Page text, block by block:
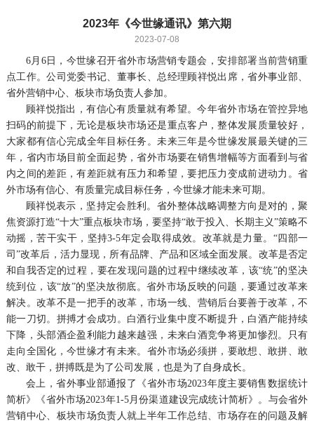
2023年《今世缘通讯》第六期
2023-07-08
6月6日，今世缘召开省外市场营销专题会，安排部署当前营销重
点工作。公司党委书记、董事长、总经理顾祥悦出席，省外事业部、
省外营销中心、板块市场负责人参加。
顾祥悦指出，有信心有质量就有希望。今年省外市场在管控异地
扫码的前提下，无论是板块市场还是重点客户，整体发展质量较好，
大家都有信心完成全年目标任务。未来三年是今世缘发展最关键的三
年，省内市场目前全面起势，省外市场要在销售增幅等方面看到与省
内之间的差距，有差距就有压力和希望，要把压力变成前进动力。省
外市场有信心、有质量完成目标任务，今世缘才能未来可期。
顾祥悦表示，坚持定会胜利。省外整体战略调整方向是对的，聚
焦资源打造“十大”重点板块市场，要坚持“敢于投入、长期主义”策略不
动摇，苦干实干，坚持3-5年定会取得成效。改革就是力量。“四部一
司”改革后，活力显现，所有品牌、产品和区域全面发展。改革是否定
和自我否定的过程，要在发现问题的过程中继续改革，该“统”的坚决
统到位，该“放”的坚决放彻底。省外市场反映的问题，要通过改革来
解决。改革不是一把手的改革，市场一线、营销后台要善于改革，不
能一刀切。拼搏才会成功。白酒行业集中度不断提升，白酒产能持续
下降，头部酒企盈利能力越来越强，未来白酒竞争将更加惨烈。只有
走向全国化，今世缘才有未来。省外市场必须拼，要敢想、敢拼、敢
改、敢干，拼搏既是为了公司发展，也是为了自身成长。
会上，省外事业部通报了《省外市场2023年度主要销售数据统计
简析》《省外市场2023年1-5月份渠道建设完成统计简析》。与会省外
营销中心、板块市场负责人就上半年工作总结、市场存在的问题及解